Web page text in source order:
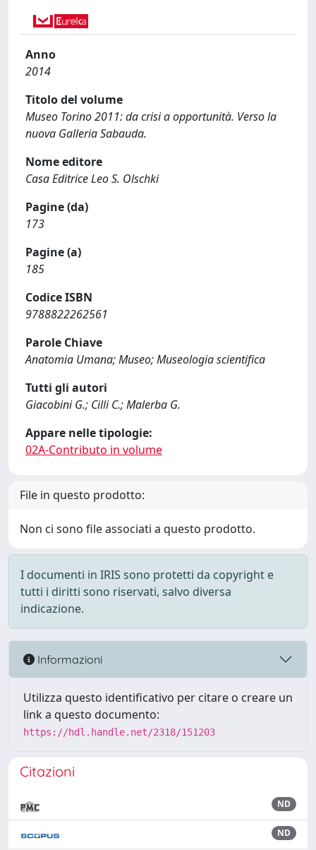
Anno
2014
Titolo del volume
Museo Torino 2011: da crisi a opportunità. Verso la
nuova Galleria Sabauda.
Nome editore
Casa Editrice Leo S. Olschki
Pagine (da)
173
Pagine (a)
185
Codice ISBN
9788822262561
Parole Chiave
Anatomia Umana; Museo; Museologia scientifica
Tutti gli autori
Giacobini G.; Cilli C.; Malerba G.
Appare nelle tipologie:
02A-Contributo in volume
File in questo prodotto:
Non ci sono file associati a questo prodotto.
I documenti in IRIS sono protetti da copyright e
tutti i diritti sono riservati, salvo diversa
indicazione.
Informazioni
Utilizza questo identificativo per citare o creare un
link a questo documento:
https://hdl.handle.net/2318/151203
Citazioni
ND
ND